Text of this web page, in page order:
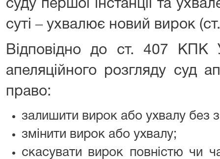
суду першої інстанції та
суті ‒ ухвалює новий вирок
Відповідно до ст. 407 КПК
апеляційного розгляду суд
право:
залишити вирок або ухвалу без
змінити вирок або ухвалу;
скасувати вирок повністю чи